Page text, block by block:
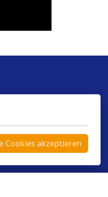
Cookies akzeptieren